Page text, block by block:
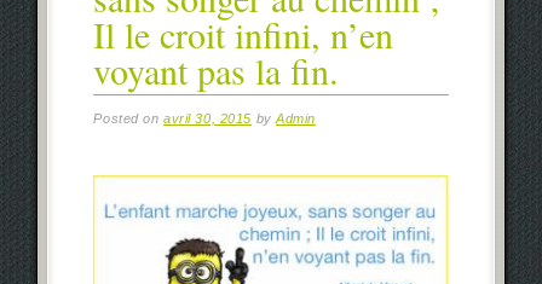
Il le croit infini, n’en
voyant pas la fin.
Posted onavril 30, 2015 byAdmin